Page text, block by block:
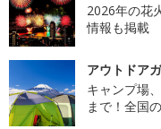
2026年の花
情報も掲載
アウトドア
キャンプ場
まで！全国